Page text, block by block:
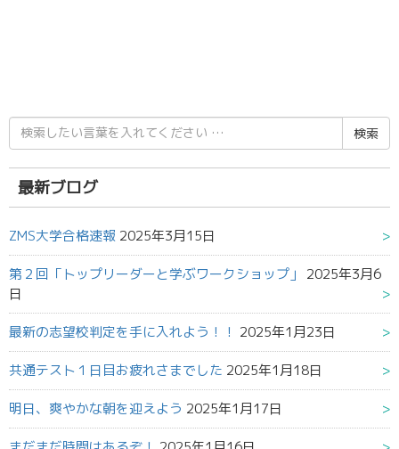
検
索
結
果:
最新ブログ
ZMS大学合格速報 2025年3月15日
第２回「トップリーダーと学ぶワークショップ」
2025年3月6
日
最新の志望校判定を手に入れよう！！ 2025年1月23日
共通テスト１日目お疲れさまでした 2025年1月18日
明日、爽やかな朝を迎えよう 2025年1月17日